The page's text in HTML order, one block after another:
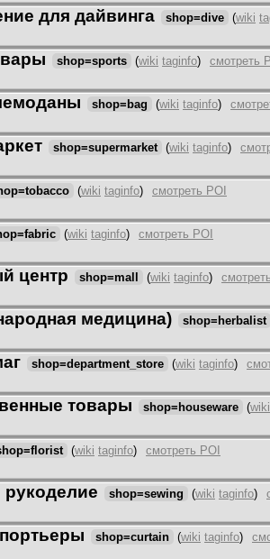
для дайвинга shop=dive (wiki
shop=sports (wiki taginfo) смотреть
shop=bag (wiki taginfo)
shop=supermarket (wiki taginfo)
(wiki taginfo) смотреть POI
(wiki taginfo) смотреть POI
центр shop=mall (wiki taginfo)
медицина) shop=herbalist
shop=department_store (wiki taginfo)
товары shop=houseware (wiki
(wiki taginfo) смотреть POI
shop=sewing (wiki taginfo)
shop=curtain (wiki taginfo)